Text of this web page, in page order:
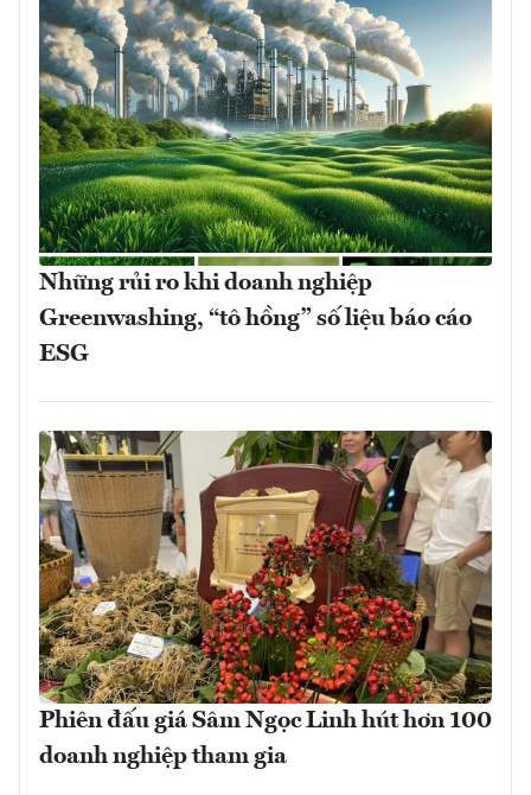
Những rủi ro khi doanh nghiệp
Greenwashing, “tô hồng” số liệu báo cáo
ESG
Phiên đấu giá Sâm Ngọc Linh hút hơn 100
doanh nghiệp tham gia